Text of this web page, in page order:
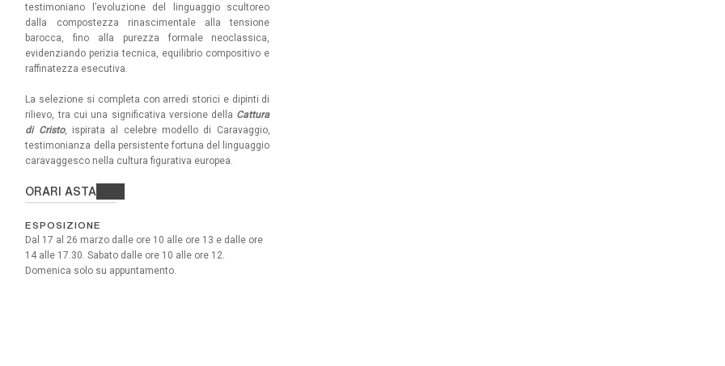
testimoniano l’evoluzione del linguaggio scultoreo
dalla compostezza rinascimentale alla tensione
barocca, fino alla purezza formale neoclassica,
evidenziando perizia tecnica, equilibrio compositivo e
raffinatezza esecutiva.
La selezione si completa con arredi storici e dipinti di
rilievo, tra cui una significativa versione della Cattura
di Cristo, ispirata al celebre modello di Caravaggio,
testimonianza della persistente fortuna del linguaggio
caravaggesco nella cultura figurativa europea.
ORARI ASTA
ESPOSIZIONE
Dal 17 al 26 marzo dalle ore 10 alle ore 13 e dalle ore
14 alle 17.30. Sabato dalle ore 10 alle ore 12.
Domenica solo su appuntamento.